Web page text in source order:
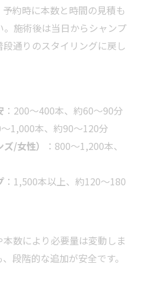
約時に本数と時間の見積も
施術後は当日からシャンプ
通りのスタイリングに戻し
：200〜400本、約60〜90分
〜1,000本、約90〜120分
/女性）
：800〜1,200本、
：1,500本以上、約120〜180
数により必要量は変動しま
段階的な追加が安全です。